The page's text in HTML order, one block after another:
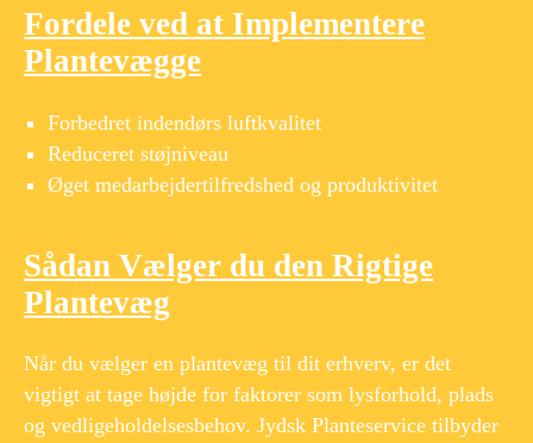
Fordele ved at Implementere
Plantevægge
Forbedret indendørs luftkvalitet
Reduceret støjniveau
Øget medarbejdertilfredshed og produktivitet
Sådan Vælger du den Rigtige
Plantevæg
Når du vælger en plantevæg til dit erhverv, er det
vigtigt at tage højde for faktorer som lysforhold, plads
og vedligeholdelsesbehov. Jydsk Planteservice tilbyder